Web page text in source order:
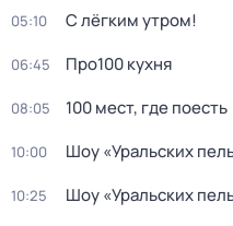
05:10 С лёгким утром!
06:45 Про100 кухня
08:05 100 мест, где поесть
10:00 Шоу «Уральских
10:25 Шоу «Уральских